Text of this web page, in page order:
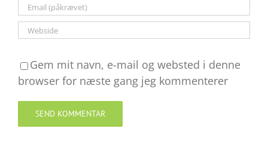
Gem mit navn, e-mail og websted i denne
browser for næste gang jeg kommenterer